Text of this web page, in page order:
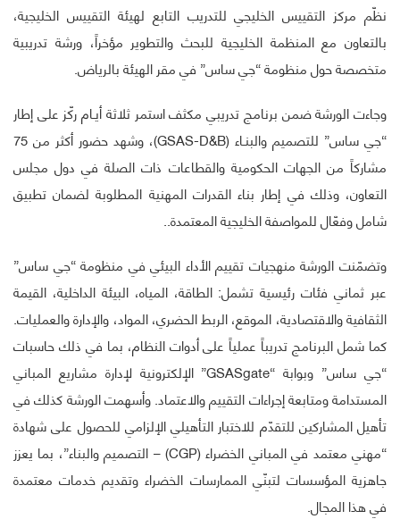
نظّم مركز التقييس الخليجي للتدريب التابع لهيئة التقييس الخليجية،
بالتعاون مع المنظمة الخليجية للبحث والتطوير مؤخراً، ورشة تدريبية
متخصصة حول منظومة “جي ساس” في مقر الهيئة بالرياض.
وجاءت الورشة ضمن برنامج تدريبي مكثف استمر ثلاثة أيـام ركّز على إطار
“جي ساس” للتصميم والبنـاء (GSAS-D&B)، وشهد حضور أكثر من 75
مشاركاً من الجهات الحكومية والقطاعات ذات الصلة في دول مجلس
التعاون، وذلك في إطار بناء القدرات المهنية المطلوبة لضمان تطبيق
شامل وفعّال للمواصفة الخليجية المعتمدة..
وتضمّنت الورشة منهجيات تقييم الأداء البيئي في منظومة “جي ساس”
عبر ثماني فئات رئيسية تشمل: الطاقة، المياه، البيئة الداخلية، القيمة
الثقافية والاقتصادية، الموقع، الربط الحضري، المواد، والإدارة والعمليات.
كما شمل البرنامج تدريباً عملياً على أدوات النظام، بما في ذلك حاسبات
“جي ساس” وبوابة “GSASgate” الإلكترونية لإدارة مشاريع المباني
المستدامة ومتابعة إجراءات التقييم والاعتماد. وأسهمت الورشة كذلك في
تأهيل المشاركين للتقدّم للاختبار التأهيلي الإلزامي للحصول على شهادة
“مهني معتمد في المباني الخضراء (CGP) – التصميم والبناء”، بما يعزز
جاهزية المؤسسات لتبنّي الممارسات الخضراء وتقديم خدمات معتمدة
في هذا المجال.